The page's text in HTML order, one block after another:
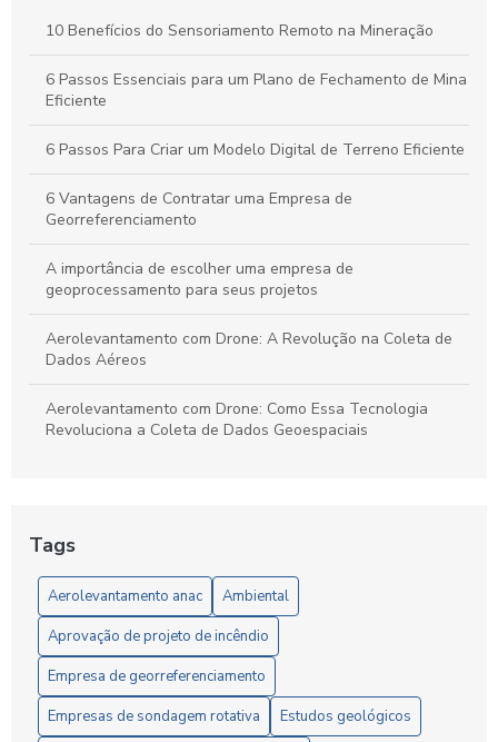
Plano de Gerenciamento de Riscos em Segurança do
Trabalho: Guia Completo para Proteger Sua Equipe e Otimizar
Resultados
Guia Completo para Criar um Plano de Gerenciamento de
Riscos em Segurança e Saúde no Trabalho
10 Benefícios do Sensoriamento Remoto na Mineração
6 Passos Essenciais para um Plano de Fechamento de Mina
Eficiente
6 Passos Para Criar um Modelo Digital de Terreno Eficiente
6 Vantagens de Contratar uma Empresa de
Georreferenciamento
A importância de escolher uma empresa de
geoprocessamento para seus projetos
Aerolevantamento com Drone: A Revolução na Coleta de
Dados Aéreos
Aerolevantamento com Drone: Como Essa Tecnologia
Revoluciona a Coleta de Dados Geoespaciais
levantamentos
Aerolevantamento com Drone: Vantagens e Aplicações
Aerolevantamento com Drones: Inovação na Gestão
Eficiente de Terras e Recursos Naturais
Aerolevantamento e Regulamentação da ANAC: Guia
Tags
Aerolevantamento anac
Ambiental
Aprovação de projeto de incêndio
Empresa de georreferenciamento
Empresas de sondagem rotativa
Estudos geológicos